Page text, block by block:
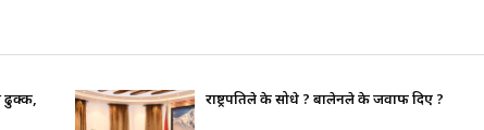
भाइचारा खलबलाउने कुनै पनि क्रियाकलापप्रति